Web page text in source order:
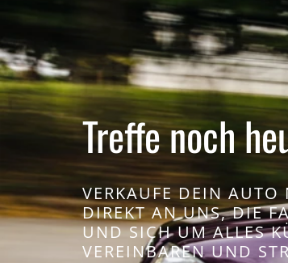
Treffe noch
VERKAUFE DEIN
DIREKT AN UNS, DIE
UND SICH UM ALLES
VEREINBAREN UND